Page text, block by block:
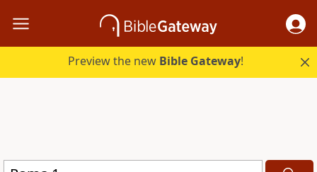
Preview the new Bible Gateway!